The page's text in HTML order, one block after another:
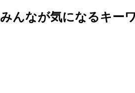
みんなが気になるキー